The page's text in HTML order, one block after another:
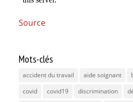
Source
Mots-clés
accident du travail aide soignant
covid
covid19 discrimination